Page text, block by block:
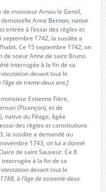
de monsieur Arnou le Gentil,
Anne Bernon, native
entrée à l’essai des règles et
1742, la susdite a
Ce 15 septembre 1742, on
de soeur Anne de saint Bruno.
interrogée à la fin de sa
devant tout le
de trente-deux ans.]
Estienne Fière,
(Pizançon), et de
native du Péage, âgée
des règles et constitutions
la susdite a demandé au
1743, on lui a donné
de saint Sauveur. Ce 8
à la fin de sa
devant tout le
à l’âge de soixante-deux